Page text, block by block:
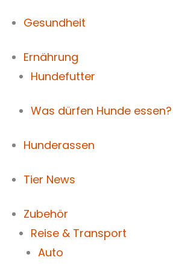
Gesundheit
Ernährung
Hundefutter
Was dürfen Hunde essen?
Hunderassen
Tier News
Zubehör
Reise & Transport
Auto